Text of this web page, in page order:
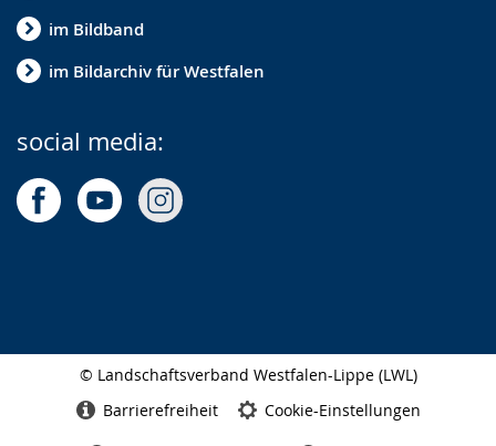
im Bildband
im Bildarchiv für Westfalen
social media:
© Landschaftsverband Westfalen-Lippe (LWL)
Barrierefreiheit Cookie-Einstellungen